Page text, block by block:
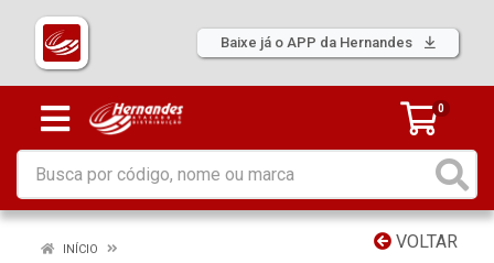
Baixe já o APP da Hernandes
0
VOLTAR
INÍCIO